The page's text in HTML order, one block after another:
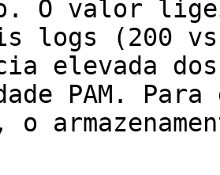
O valor
logs (200
elevada
PAM.